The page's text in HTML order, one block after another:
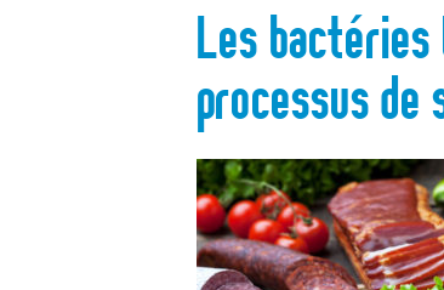
Les
processus de